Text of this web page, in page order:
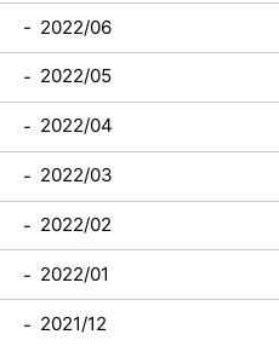
2022/06
2022/05
2022/04
2022/03
2022/02
2022/01
2021/12